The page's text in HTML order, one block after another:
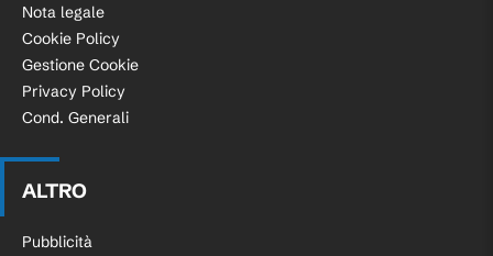
Nota legale
Cookie Policy
Gestione Cookie
Privacy Policy
Cond. Generali
ALTRO
Pubblicità